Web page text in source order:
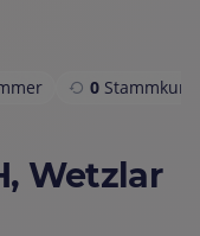
0
Wetzlar